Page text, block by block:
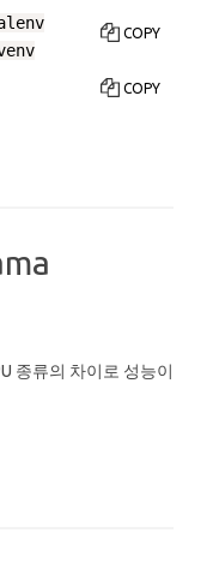
COPY
COPY
종류의 차이로 성능이